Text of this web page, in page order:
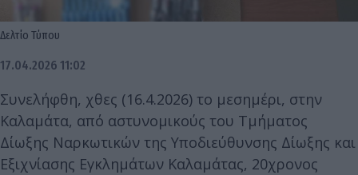
Δελτίο Τύπου
17.04.2026 11:02
Συνελήφθη, χθες (16.4.2026) το μεσημέρι, στην
Καλαμάτα, από αστυνομικούς του Τμήματος
Δίωξης Ναρκωτικών της Υποδιεύθυνσης Δίωξης και
Εξιχνίασης Εγκλημάτων Καλαμάτας, 20χρονος